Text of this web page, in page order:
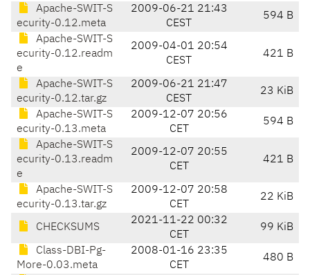
Apache-SWIT-S
ecurity-0.12.meta
2009-06-21 21:43
CEST
594 B
Apache-SWIT-S
ecurity-0.12.readm
e
2009-04-01 20:54
CEST
421 B
Apache-SWIT-S
ecurity-0.12.tar.gz
2009-06-21 21:47
CEST
23 KiB
Apache-SWIT-S
ecurity-0.13.meta
2009-12-07 20:56
CET
594 B
Apache-SWIT-S
ecurity-0.13.readm
e
2009-12-07 20:55
CET
421 B
Apache-SWIT-S
ecurity-0.13.tar.gz
2009-12-07 20:58
CET
22 KiB
CHECKSUMS
2021-11-22 00:32
CET
99 KiB
Class-DBI-Pg-
More-0.03.meta
2008-01-16 23:35
CET
480 B